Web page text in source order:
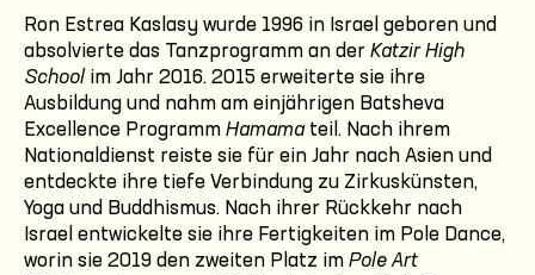
Ron Estrea Kaslasy wurde 1996 in Israel geboren und
absolvierte das Tanzprogramm an der Katzir High
School im Jahr 2016. 2015 erweiterte sie ihre
Ausbildung und nahm am einjährigen Batsheva
Excellence Programm Hamamateil. Nach ihrem
Nationaldienst reiste sie für ein Jahr nach Asien und
entdeckte ihre tiefe Verbindung zu Zirkuskünsten,
Yoga und Buddhismus. Nach ihrer Rückkehr nach
Israel entwickelte sie ihre Fertigkeiten im Pole Dance,
worin sie 2019 den zweiten Platz im Pole Art